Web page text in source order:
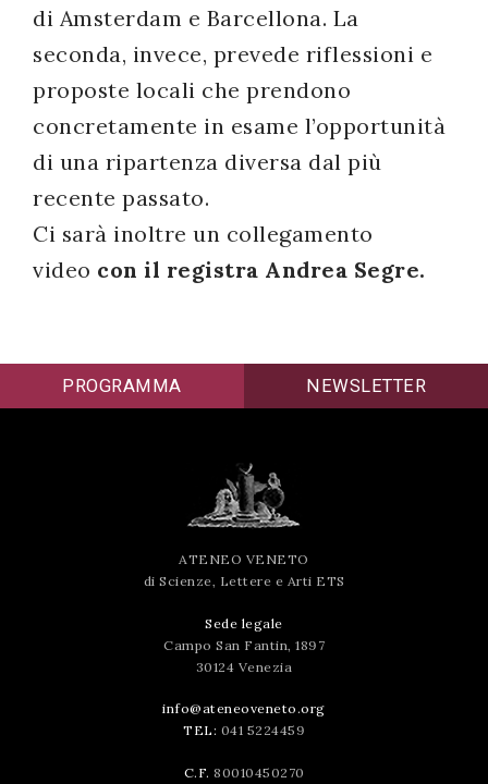
di Amsterdam e Barcellona. La
seconda, invece, prevede riflessioni e
proposte locali che prendono
concretamente in esame l’opportunità
di una ripartenza diversa dal più
recente passato.
Ci sarà inoltre un collegamento
video con il registra Andrea Segre.
PROGRAMMA NEWSLETTER
ATENEO VENETO
di Scienze, Lettere e Arti ETS
Sede legale
Campo San Fantin, 1897
30124 Venezia
info@ateneoveneto.org
TEL: 041 5224459
C.F. 80010450270